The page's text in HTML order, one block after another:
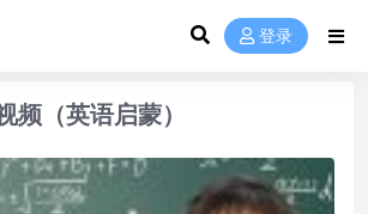
登录
频（英语启蒙）